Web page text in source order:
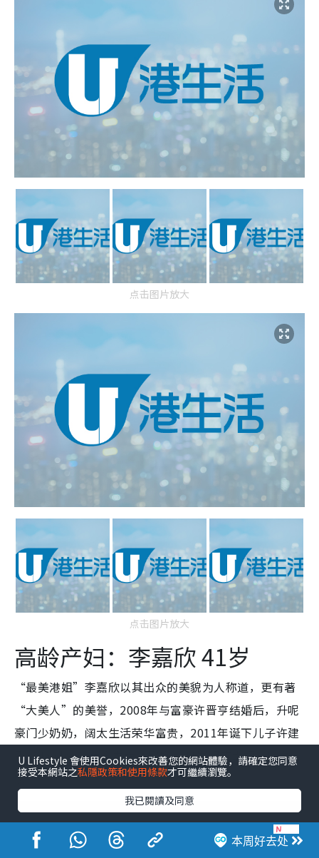
点击图片放大
点击图片放大
高龄产妇：李嘉欣 41岁
“最美港姐”李嘉欣以其出众的美貌为人称道，更有著
“大美人”的美誉，2008年与富豪许晋亨结婚后，升呢
豪门少奶奶，阔太生活荣华富贵，2011年诞下儿子许建
彤（Jayden）后全力专注家庭，41岁组成幸福三口之
家。
本周好去处
U Lifestyle 會使用Cookies來改善您的網站體驗，請確定您同意
接受本網站之私隱政策和使用條款才可繼續瀏覽。
我已閱讀及同意